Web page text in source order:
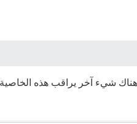
شيء آخر يراقب هذه